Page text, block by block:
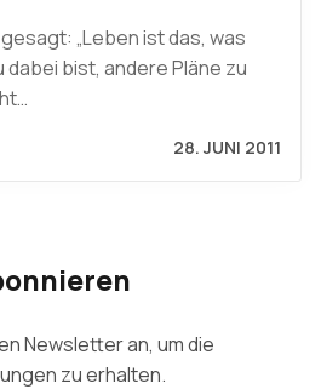
„Leben ist das, was
bist, andere Pläne zu
28. JUNI 2011
Newsletter an, um die
zu erhalten.